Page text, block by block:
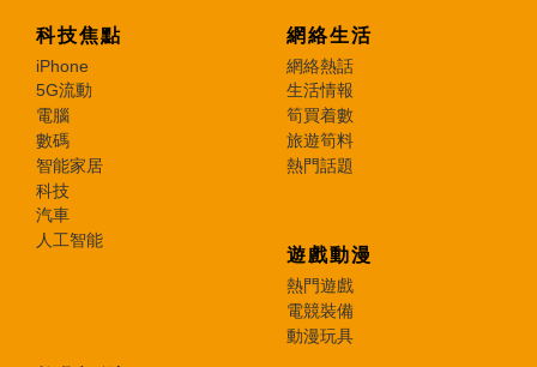
科技焦點
iPhone
5G流動
電腦
數碼
智能家居
科技
汽車
人工智能
網絡生活
網絡熱話
生活情報
筍買着數
旅遊筍料
熱門話題
遊戲動漫
熱門遊戲
電競裝備
動漫玩具